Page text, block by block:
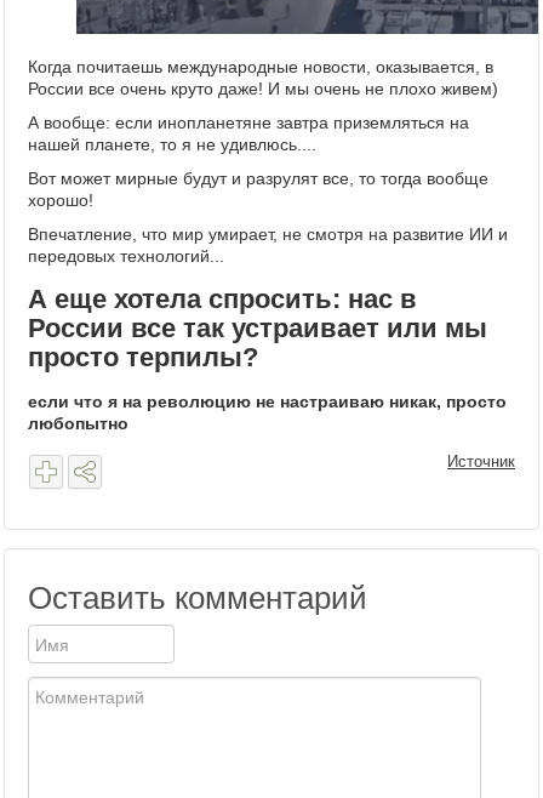
Когда почитаешь международные новости, оказывается, в
России все очень круто даже! И мы очень не плохо живем)
А вообще: если инопланетяне завтра приземляться на
нашей планете, то я не удивлюсь....
Вот может мирные будут и разрулят все, то тогда вообще
хорошо!
Впечатление, что мир умирает, не смотря на развитие ИИ и
передовых технологий...
А еще хотела спросить: нас в
России все так устраивает или мы
просто терпилы?
если что я на революцию не настраиваю никак, просто
любопытно
Источник
Оставить комментарий